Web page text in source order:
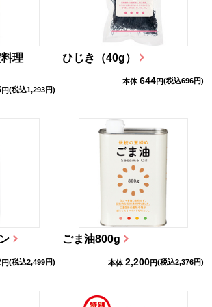
理
円(税込1,293円)
ひじき（40g）
本体 644円(税込696円)
円(税込2,499円)
ごま油800g
本体 2,200円(税込2,376円)